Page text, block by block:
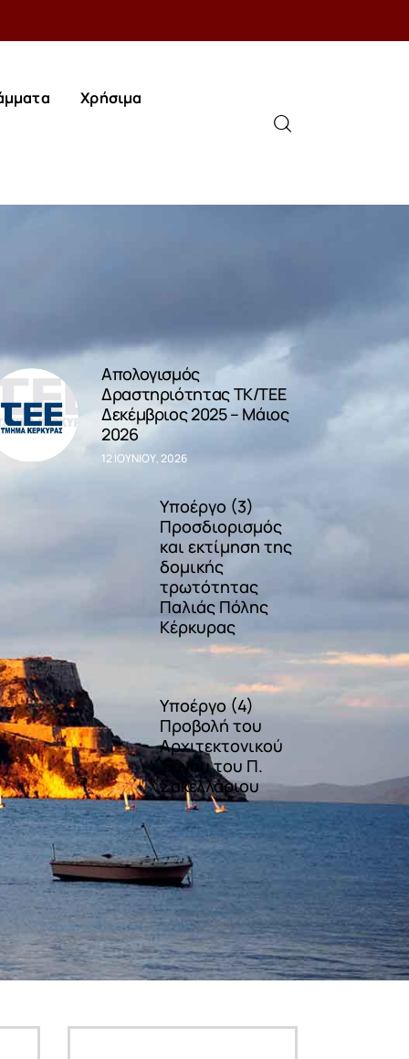
Χρήσιμα
Απολογισμός
Δραστηριότητας ΤΚ/ΤΕΕ
Δεκέμβριος 2025 – Μάιος
2026
12 ΙΟΥΝΊΟΥ, 2026
Υποέργο (3)
Προσδιορισμός
και εκτίμηση της
δομικής
τρωτότητας
Παλιάς Πόλης
Κέρκυρας
Υποέργο (4)
Προβολή του
Αρχιτεκτονικού
Έργου του Π.
Σακελλάριου